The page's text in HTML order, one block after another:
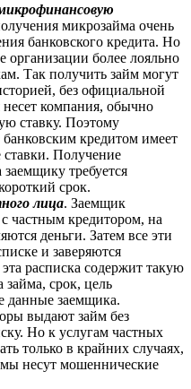
микрозайма очень
банковского кредита. Но
более лояльно
Так получить займ могут
без официальной
компания, обычно
ставку. Поэтому
кредитом имеет
Получение
требуется
срок.
лица. Заемщик
частным кредитором, на
деньги. Затем все эти
и заверяются
расписка содержит такую
срок, цель
данные заемщика.
выдают займ без
Но к услугам частных
только в крайних случаях,
несут мошеннические